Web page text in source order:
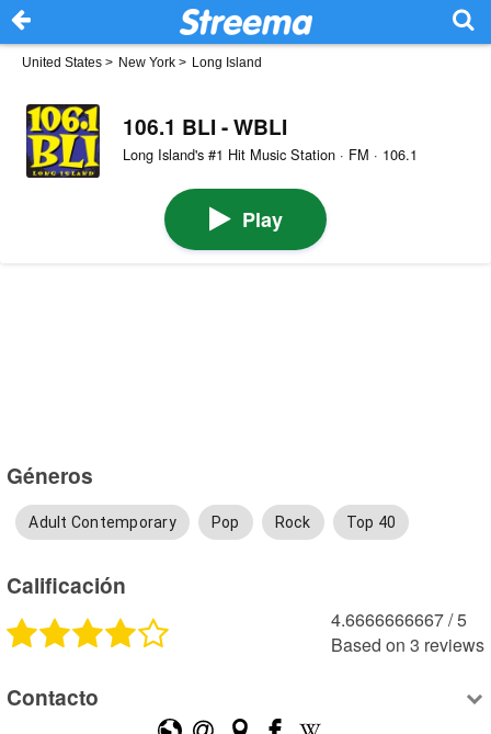
United States > New York > Long Island
106.1 BLI - WBLI
Long Island's #1 Hit Music Station · FM · 106.1
Play
Géneros
Adult Contemporary Pop Rock Top 40
Calificación
4.6666666667 /5
Based on 3 reviews
Contacto